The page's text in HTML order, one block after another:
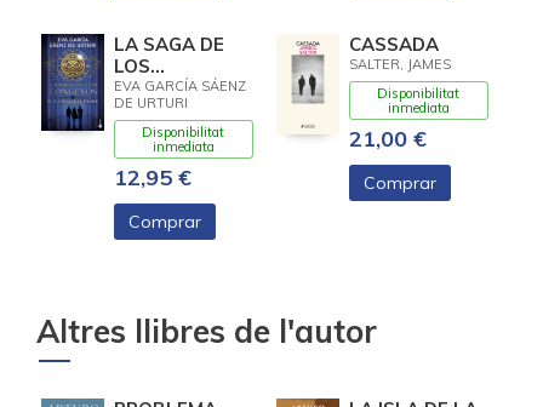
LA SAGA DE
LOS
LONGEVOS 3.
EL CAMINO
DEL PADRE
EVA GARCÍA SÁENZ
DE URTURI
Disponibilitat
inmediata
12,95 €
Comprar
CASSADA
SALTER, JAMES
Disponibilitat
inmediata
21,00 €
Comprar
Altres llibres de l'autor